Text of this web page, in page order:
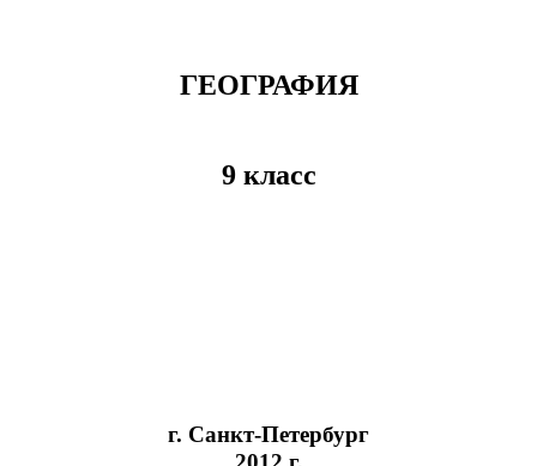
ГЕОГРАФИЯ
9 класс
г. Санкт-Петербург